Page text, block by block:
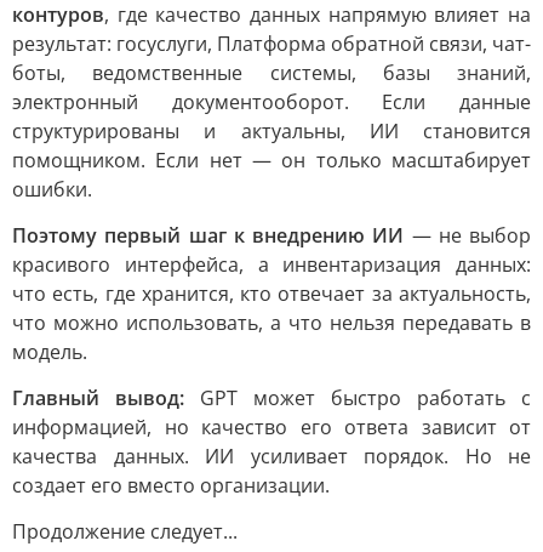
контуров, где качество данных напрямую влияет на
результат: госуслуги, Платформа обратной связи, чат-
боты, ведомственные системы, базы знаний,
электронный документооборот. Если данные
структурированы и актуальны, ИИ становится
помощником. Если нет — он только масштабирует
ошибки.
Поэтому первый шаг к внедрению ИИ — не выбор
красивого интерфейса, а инвентаризация данных:
что есть, где хранится, кто отвечает за актуальность,
что можно использовать, а что нельзя передавать в
модель.
Главный вывод: GPT может быстро работать с
информацией, но качество его ответа зависит от
качества данных. ИИ усиливает порядок. Но не
создает его вместо организации.
Продолжение следует...